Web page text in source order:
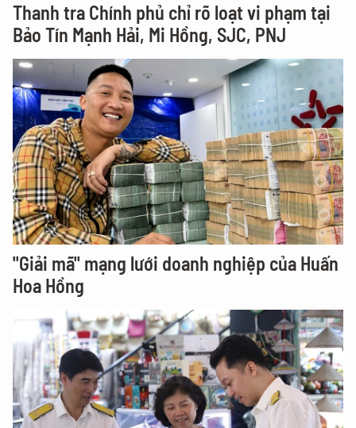
Thanh tra Chính phủ chỉ rõ loạt vi phạm tại
Bảo Tín Mạnh Hải, Mi Hồng, SJC, PNJ
"Giải mã" mạng lưới doanh nghiệp của Huấn
Hoa Hồng